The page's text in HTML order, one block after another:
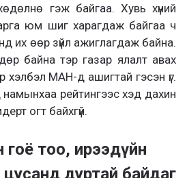
гэж байгаа. Хувь хүний
юм шиг харагдаж байгаа ч
их өөр зүйл ажиглагдаж байна.
байна тэр газар ялалт авах
хэлбэл МАН-д ашигтай гэсэн үг.
рейтингээс хэд дахин
огт байхгүй.
тоо, ирээдүйн
цусанд дуртай байдаг